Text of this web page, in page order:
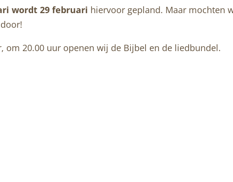
wordt 29 februari hiervoor gepland. Maar mochten
om 20.00 uur openen wij de Bijbel en de liedbundel.